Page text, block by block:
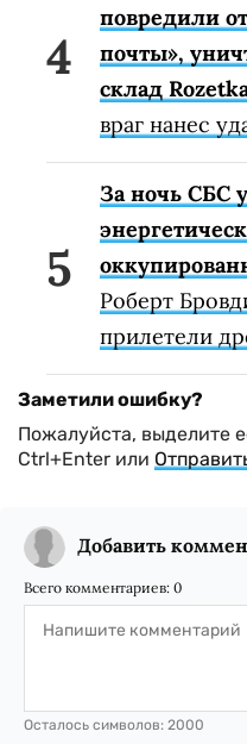
повредили
почты»,
склад
враг нанес
За ночь СБС
Роберт
прилетели
Заметили ошибку?
Пожалуйста, выделите
Ctrl+Enter или
Добавить
Всего комментариев: 0
Осталось символов: 2000